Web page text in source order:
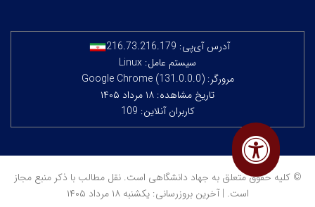
آدرس آی‌پی: 216.73.216.179
سیستم عامل: Linux
مرورگر: Google Chrome (131.0.0.0)
تاریخ مشاهده: ۱۸ مرداد ۱۴۰۵
کاربران آنلاین: 109
© کلیه حقوق متعلق به جهاد دانشگاهی است. نقل مطالب با ذکر منبع مجاز
است. | آخرین بروزرسانی: یکشنبه ۱۸ مرداد ۱۴۰۵